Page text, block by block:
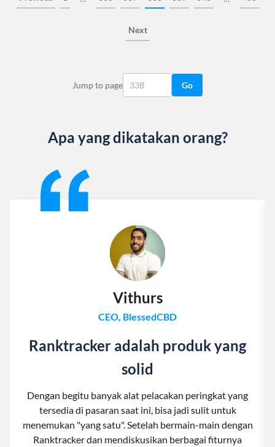
Next
Jump to page Go
Apa yang dikatakan orang?
Vithurs
CEO, BlessedCBD
Ranktracker adalah produk yang
solid
Dengan begitu banyak alat pelacakan peringkat yang
tersedia di pasaran saat ini, bisa jadi sulit untuk
menemukan "yang satu". Setelah bermain-main dengan
Ranktracker dan mendiskusikan berbagai fiturnya